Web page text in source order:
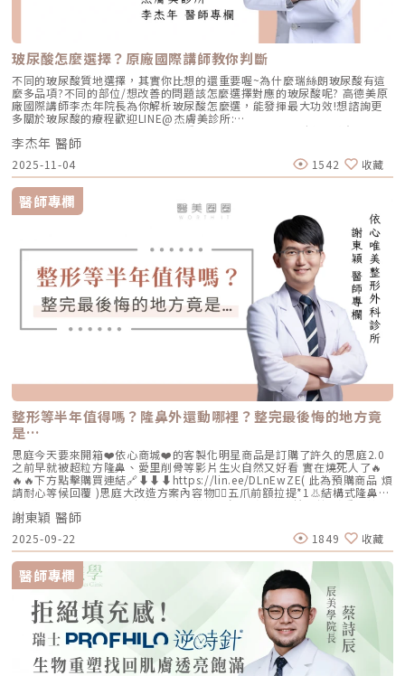
玻尿酸怎麼選擇？原廠國際講師教你判斷
不同的玻尿酸質地選擇，其實你比想的還重要喔~為什麼瑞絲朗玻尿酸有這
麼多品項?不同的部位/想改善的問題該怎麼選擇對應的玻尿酸呢? 高德美原
廠國際講師李杰年院長為你解析玻尿酸怎麼選，能發揮最大功效!想諮詢更
多關於玻尿酸的療程歡迎LINE@杰膚美診所:
https://page.line.me/xhc2941b重點摘要：00:11 玻尿酸作用介紹00:47
玻尿酸分為三大類型02:09 迷思一、玻尿酸打哪裡都可以？02:36 迷思二、
打完下巴蘋果肌看起來怪怪的？03:30 迷思三、臉部鬆弛只能做拉皮嗎？
05:00 總結LINE官方帳號一對一咨詢👉https://reurl.cc/x3EQZN歡迎訂閱
我的頻道👉https://reurl.cc/nY51k8關注杰膚美診所FB👉
https://reurl.cc/XQljva杰膚美診所官網👉https://jfmskin.com/關注李杰
年醫師FB👉https://reurl.cc/Mzk0nm杰膚美診所地址：104台北市中山區
復興北路50號2樓電話：02-8772-6625
李杰年 醫師
2025-11-04 1542 收藏
醫師專欄
整形等半年值得嗎？隆鼻外還動哪裡？整完最後悔的地方竟
是…
思庭今天要來開箱❤️依心商城❤️的客製化明星商品是訂購了許久的思庭2.0
之前早就被超粒方隆鼻、愛里削骨等影片生火自然又好看 實在燒死人了🔥
🔥🔥下方點擊購買連結🔗⬇️⬇️⬇️https://lin.ee/DLnEwZE( 此為預購商品 煩
請耐心等候回覆 )思庭大改造方案內容物💁‍♀️五爪前額拉提*1👃結構式隆鼻*1
(加購縮鼻翼、敲鼻骨、貴族手術)👄微笑嘴角*1 (加購嘴邊肉拉提)重點摘
要：00:00 搶先看⚡⚡01:43 開箱手術方案內容物02:02 上臉眉眼分析 : 五
爪前額拉提02:36 中臉隆鼻分析 : 結構式隆鼻合併貴族手術03:58 下臉唇巴
分析 : 微笑嘴角+嘴扁肉拉提04:43 華麗買家秀05:25 五星好評分享
⭐⭐⭐⭐⭐▸▸歡迎合作洽談：followheart.marketing@gmail.com◂◂依心唯
美整形外科診所地址｜台北市信義區基隆路二段15號2樓電話｜（02）
2345-6777官方網站｜https://www.followheart.com.tw/官方諮詢｜
https://follow-heart.com/line臉書粉專｜https://follow-
heart.com/case_fbIG追起來｜https://follow-
heart.com/case_igWeChat ID｜Dr_followheart
謝東穎 醫師
2025-09-22 1849 收藏
醫師專欄